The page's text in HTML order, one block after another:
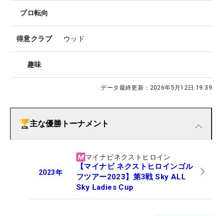
プロ転向
得意クラブ ウッド
趣味
データ最終更新： 2026年5月12日 19:39
主な優勝トーナメント
2023年
マイナビネクストヒロイン
【マイナビ ネクストヒロインゴル
フツアー2023】第3戦 Sky ALL
Sky Ladies Cup